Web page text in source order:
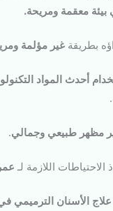
بيئة معقمة ومريحة.
بطريقةغير مؤلمة
أحدث المواد
.
مظهر طبيعي وجمالي.
الاحتياطات اللازمة لـ
الأسنان الترميمي في